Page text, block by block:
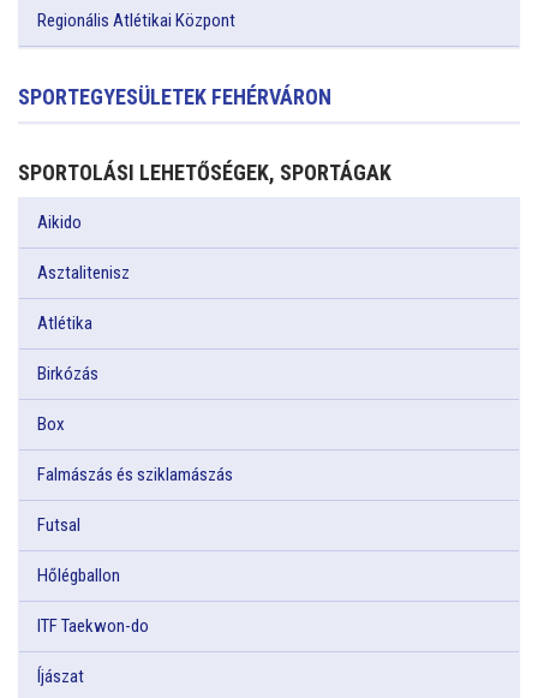
Regionális Atlétikai Központ
SPORTEGYESÜLETEK FEHÉRVÁRON
SPORTOLÁSI LEHETŐSÉGEK, SPORTÁGAK
Aikido
Asztalitenisz
Atlétika
Birkózás
Box
Falmászás és sziklamászás
Futsal
Hőlégballon
ITF Taekwon-do
Íjászat